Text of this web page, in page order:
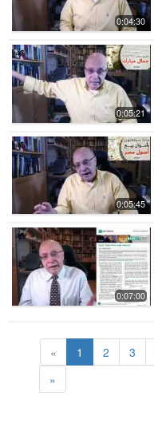
0:04:30
0:05:21
0:05:45
0:07:00
« 1 2 3
»